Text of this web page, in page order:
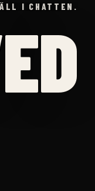
I CHATTEN.